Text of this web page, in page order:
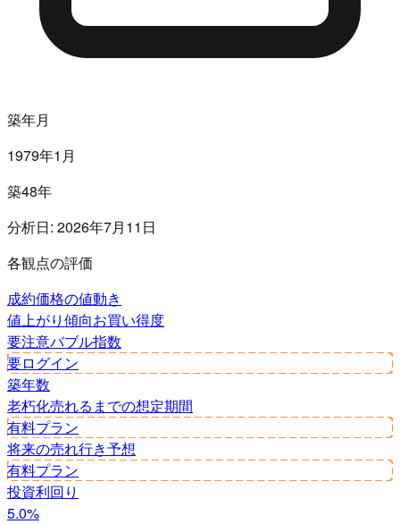
築年月
1979年1月
築48年
分析日: 2026年7月11日
各観点の評価
成約価格の値動き
値上がり傾向お買い得度
要注意バブル指数
要ログイン
築年数
老朽化売れるまでの想定期間
有料プラン
将来の売れ行き予想
有料プラン
投資利回り
5.0%